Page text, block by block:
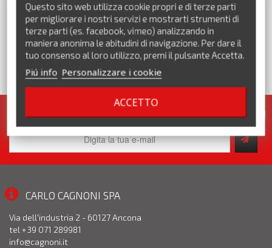
Iscriviti alla nostra newsletter. Pronte per te tante promozioni!
Questo sito web utilizza cookie propri e di terze parti
per migliorare i nostri servizi e mostrarti strumenti di
terze parti (es. facebook, vimeo) analizzando in
maniera anonima le abitudini di navigazione. Per dare il
tuo consenso al loro utilizzo, premi il pulsante Accetta.
Piú info Personalizzare i cookie
ACCETTO
CARLO CAGNONI SPA
Via dell'industria 2 - 60127 Ancona
tel +39 071 289981
info@cagnoni.it